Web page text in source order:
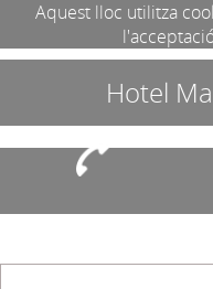
Aquest lloc utilitza
Hotel